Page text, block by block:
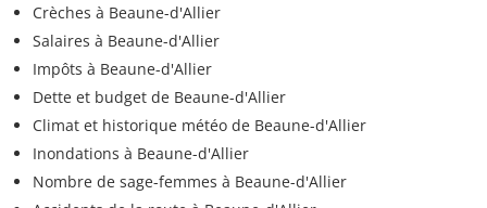
Crèches à Beaune-d'Allier
Salaires à Beaune-d'Allier
Impôts à Beaune-d'Allier
Dette et budget de Beaune-d'Allier
Climat et historique météo de Beaune-d'Allier
Inondations à Beaune-d'Allier
Nombre de sage-femmes à Beaune-d'Allier